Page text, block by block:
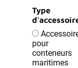
Type
pour
conteneurs
maritimes